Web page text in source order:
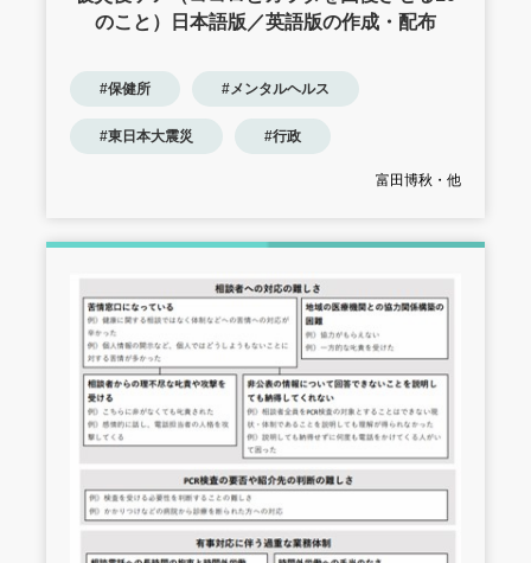
のこと）日本語版／英語版の作成・配布
#保健所 #メンタルヘルス
#東日本大震災 #行政
富田博秋・他